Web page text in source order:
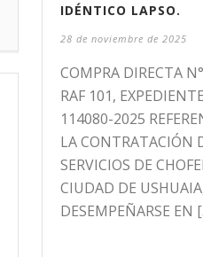
IDÉNTICO LAPSO.
28 de noviembre de 2025
COMPRA DIRECTA
RAF 101,
114080-2025
LA CONTRATACIÓN
SERVICIOS DE
CIUDAD DE
DESEMPEÑARSE EN